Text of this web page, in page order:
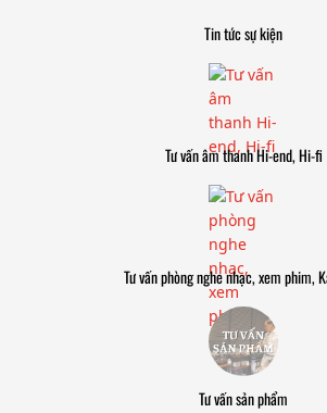
Tin tức sự kiện
Tư vấn âm thanh Hi-end, Hi-fi
Tư vấn phòng nghe nhạc, xem phim,
Tư vấn sản phẩm